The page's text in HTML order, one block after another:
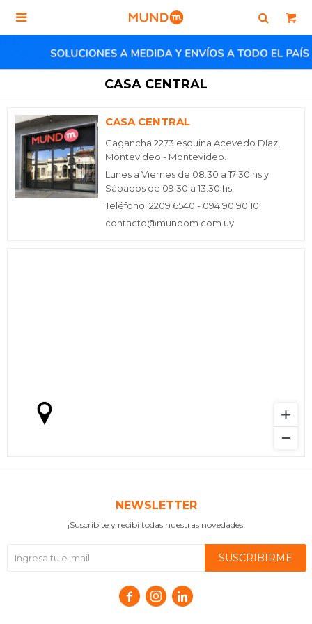

CASA CENTRAL
CASA CENTRAL
Cagancha 2273 esquina Acevedo Díaz,
Montevideo - Montevideo.
Lunes a Viernes de 08:30 a 17:30 hs y
Sábados de 09:30 a 13:30 hs
Teléfono: 2209 6540 - 094 90 90 10
contacto@mundom.com.uy
NEWSLETTER
¡Suscribite y recibí todas nuestras novedades!
SUSCRIBIRME
  